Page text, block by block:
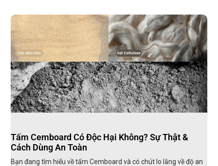
Tấm Cemboard Có Độc Hại Không? Sự Thật &
Cách Dùng An Toàn
Bạn đang tìm hiểu về tấm Cemboard và có chút lo lắng về độ an